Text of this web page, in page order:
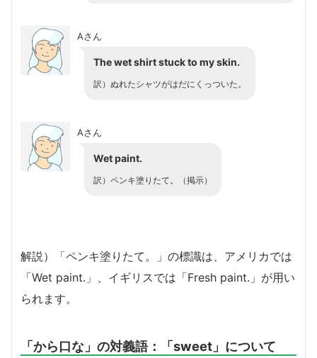
Aさん
The wet shirt stuck to my skin.
訳）ぬれたシャツがはだにくっついた。
Aさん
Wet paint.
訳）ペンキ塗りたて。（掲示）
解説）「ペンキ塗りたて。」の標識は、アメリカでは
「Wet paint.」、イギリスでは「Fresh paint.」が用い
られます。
「から口な」の対義語：「sweet」について